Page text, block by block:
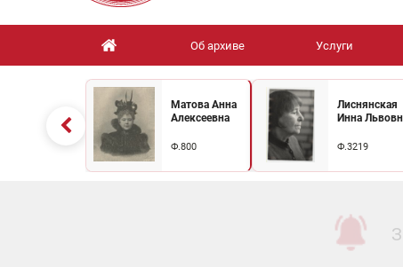
Об архиве Услуги
Матова Анна
Алексеевна
Ф.800
Лиснянская
Инна
Ф.3219